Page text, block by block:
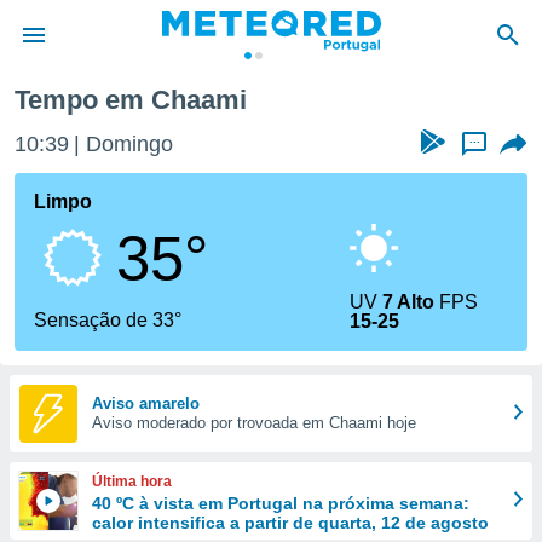
da
foi
fornecidas
a este
das
e
forma
digital
Tempo em Chaami
10:39 Domingo ...
Limpo
35°
Sensação de 33°
UV7 Alto FPS
15-25
Aviso amarelo
Aviso moderado por trovoada em Chaami hoje
Última hora
40 ºC à vista em Portugal na próxima semana:
calor intensifica a partir de quarta, 12 de agosto